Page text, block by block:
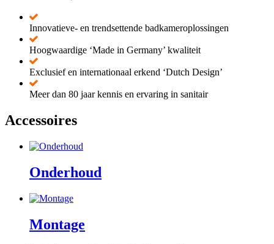
Innovatieve- en trendsettende badkameroplossingen
Hoogwaardige ‘Made in Germany’ kwaliteit
Exclusief en internationaal erkend ‘Dutch Design’
Meer dan 80 jaar kennis en ervaring in sanitair
Accessoires
Onderhoud
Montage